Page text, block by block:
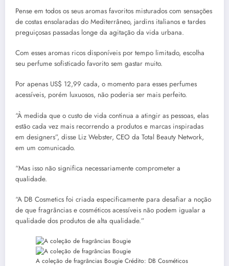
Pense em todos os seus aromas favoritos misturados com sensações
de costas ensolaradas do Mediterrâneo, jardins italianos e tardes
preguiçosas passadas longe da agitação da vida urbana.
Com esses aromas ricos disponíveis por tempo limitado, escolha
seu perfume sofisticado favorito sem gastar muito.
Por apenas US$ 12,99 cada, o momento para esses perfumes
acessíveis, porém luxuosos, não poderia ser mais perfeito.
“À medida que o custo de vida continua a atingir as pessoas, elas
estão cada vez mais recorrendo a produtos e marcas inspiradas
em designers”, disse Liz Webster, CEO da Total Beauty Network,
em um comunicado.
“Mas isso não significa necessariamente comprometer a
qualidade.
“A DB Cosmetics foi criada especificamente para desafiar a noção
de que fragrâncias e cosméticos acessíveis não podem igualar a
qualidade dos produtos de alta qualidade.”
A coleção de fragrâncias Bougie Crédito: DB Cosméticos